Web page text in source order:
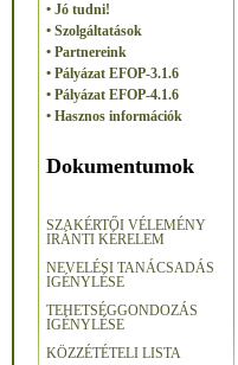
• Jó tudni!
• Szolgáltatások
• Partnereink
• Pályázat EFOP-3.1.6
• Pályázat EFOP-4.1.6
• Hasznos információk
Dokumentumok
SZAKÉRTŐI VÉLEMÉNY
IRÁNTI KÉRELEM
NEVELÉSI TANÁCSADÁS
IGÉNYLÉSE
TEHETSÉGGONDOZÁS
IGÉNYLÉSE
KÖZZÉTÉTELI LISTA